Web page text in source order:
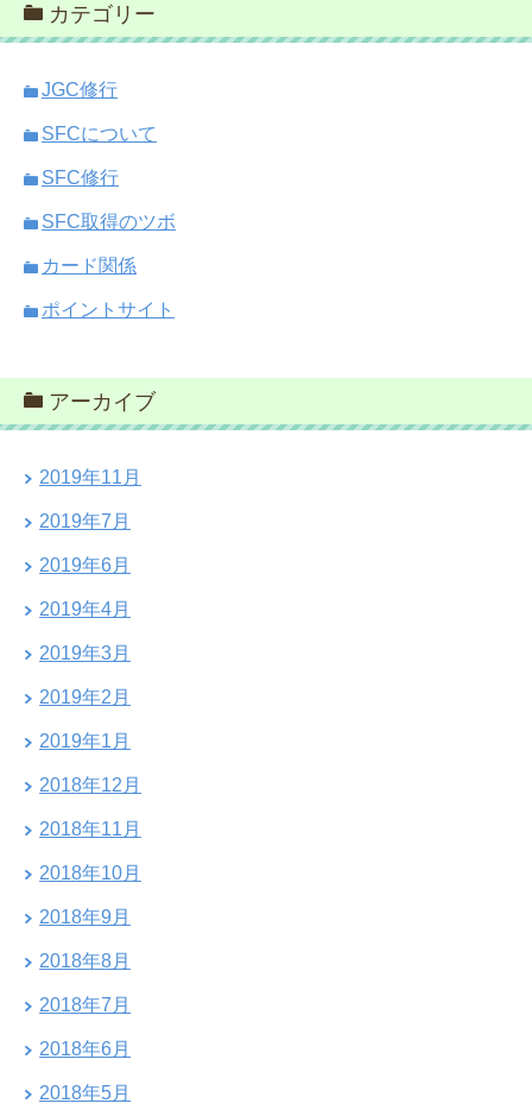
カテゴリー
JGC修行
SFCについて
SFC修行
SFC取得のツボ
カード関係
ポイントサイト
アーカイブ
2019年11月
2019年7月
2019年6月
2019年4月
2019年3月
2019年2月
2019年1月
2018年12月
2018年11月
2018年10月
2018年9月
2018年8月
2018年7月
2018年6月
2018年5月